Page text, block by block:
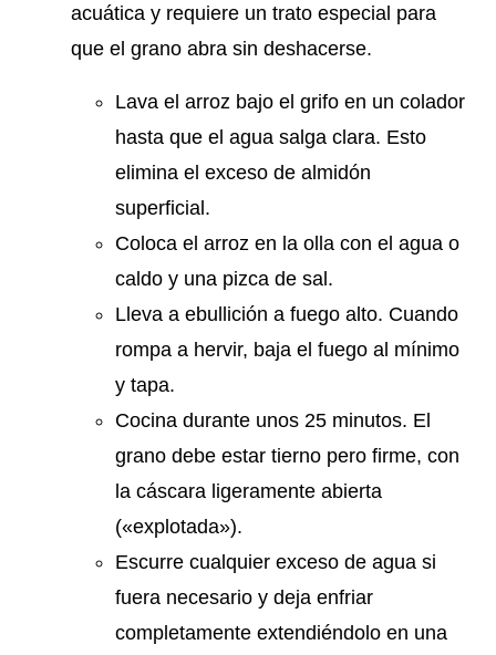
acuática y requiere un trato especial para
que el grano abra sin deshacerse.
Lava el arroz bajo el grifo en un colador
hasta que el agua salga clara. Esto
elimina el exceso de almidón
superficial.
Coloca el arroz en la olla con el agua o
caldo y una pizca de sal.
Lleva a ebullición a fuego alto. Cuando
rompa a hervir, baja el fuego al mínimo
y tapa.
Cocina durante unos 25 minutos. El
grano debe estar tierno pero firme, con
la cáscara ligeramente abierta
(«explotada»).
Escurre cualquier exceso de agua si
fuera necesario y deja enfriar
completamente extendiéndolo en una